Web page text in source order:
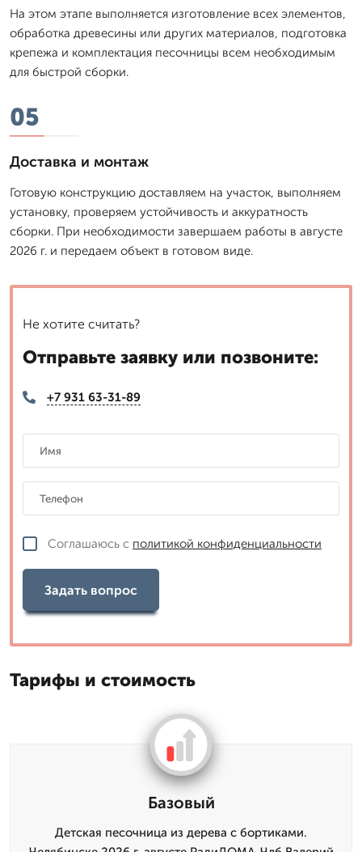
На этом этапе выполняется изготовление всех элементов,
обработка древесины или других материалов, подготовка
крепежа и комплектация песочницы всем необходимым
для быстрой сборки.
05
Доставка и монтаж
Готовую конструкцию доставляем на участок, выполняем
установку, проверяем устойчивость и аккуратность
сборки. При необходимости завершаем работы в августе
2026 г. и передаем объект в готовом виде.
Не хотите считать?
Отправьте заявку или позвоните:
+7 931 63-31-89
Соглашаюсь с политикой конфиденциальности
Задать вопрос
Тарифы и стоимость
Базовый
Детская песочница из дерева с бортиками.